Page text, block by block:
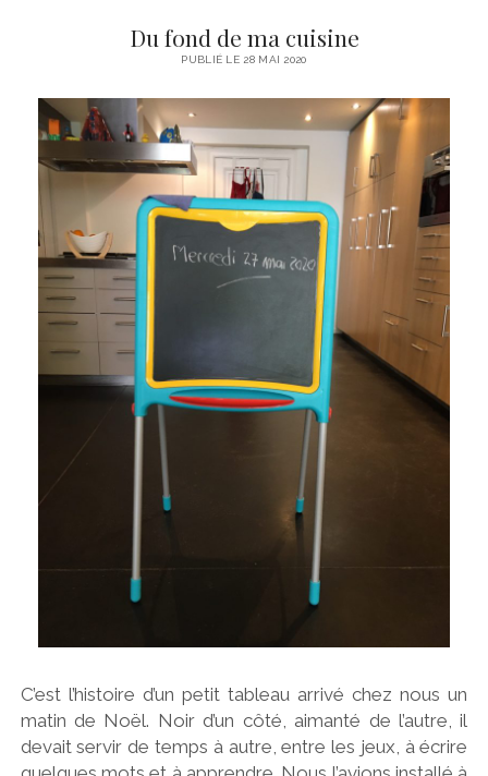
Y
e
s
L
e
B
o
r
g
n
Du fond de ma cuisine
PUBLIÉ LE 28 MAI 2020
C’est l’histoire d’un petit tableau arrivé chez nous un
matin de Noël. Noir d’un côté, aimanté de l’autre, il
devait servir de temps à autre, entre les jeux, à écrire